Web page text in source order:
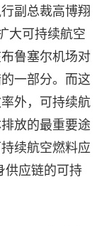
副总裁高博翔
大可持续航空
鲁塞尔机场对
一部分。而这
外，可持续航
放的最重要途
续航空燃料应
供应链的可持